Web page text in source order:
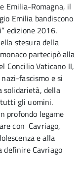
Emilia-Romagna, il
Emilia bandiscono
edizione 2016.
stesura della
partecipò alla
Concilio Vaticano II,
fascismo e si
solidarietà, della
gli uomini.
profondo legame
con Cavriago,
e alla
definire Cavriago